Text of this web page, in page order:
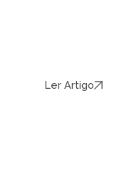
Ler Artigo